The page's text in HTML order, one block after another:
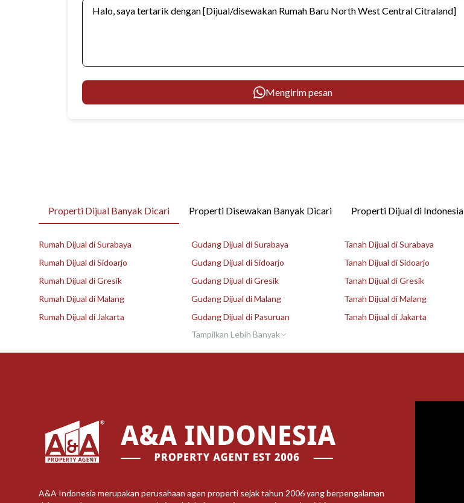
Mengirim pesan
Properti Dijual Banyak Dicari Properti Disewakan Banyak Dicari Properti Dijual di Indonesia
Rumah Dijual di Surabaya
Rumah Dijual di Sidoarjo
Rumah Dijual di Gresik
Rumah Dijual di Malang
Rumah Dijual di Jakarta
Gudang Dijual di Surabaya
Gudang Dijual di Sidoarjo
Gudang Dijual di Gresik
Gudang Dijual di Malang
Gudang Dijual di Pasuruan
Tampilkan Lebih Banyak
Tanah Dijual di Surabaya
Tanah Dijual di Sidoarjo
Tanah Dijual di Gresik
Tanah Dijual di Malang
Tanah Dijual di Jakarta
A&A Indonesia merupakan perusahaan agen properti sejak tahun 2006 yang berpengalaman